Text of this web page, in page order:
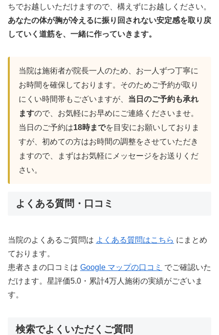
ちでお越しいただけますので、構えずにお越しください。
あなたの体が胸が冷えるに振り回されない安定感を取り戻
していく道筋を、一緒に作っていきます。
当院は施術者が院長一人のため、お一人ずつ丁寧に
お時間を確保しております。そのためご予約が取り
にくい時間帯もございますが、 当日のご予約も承れ
ますので、お気軽にお早めにご連絡くださいませ。
当日のご予約は18時までを目安にお願いしておりま
すが、初めての方はお時間の調整をさせていただき
ますので、まずはお気軽にメッセージをお送りくだ
さい。
よくある質問・口コミ
当院のよくあるご質問は よくある質問はこちら にまとめ
ております。
患者さまの口コミは Google マップの口コミ でご確認いた
だけます。星評価5.0・累計4万人施術の実績がございま
す。
検索でよくいただくご質問